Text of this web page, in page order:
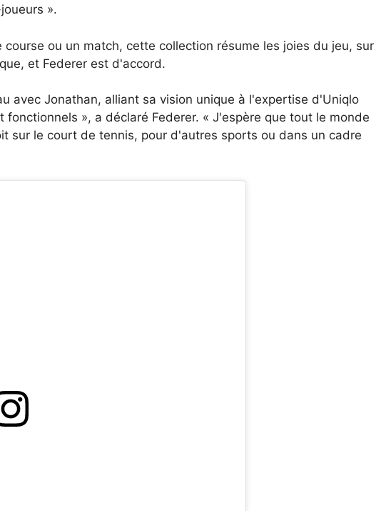
».
ou un match, cette collection résume les joies du jeu, sur
et Federer est d'accord.
avec Jonathan, alliant sa vision unique à l'expertise d'Uniqlo
», a déclaré Federer. « J'espère que tout le monde
sur le court de tennis, pour d'autres sports ou dans un cadre